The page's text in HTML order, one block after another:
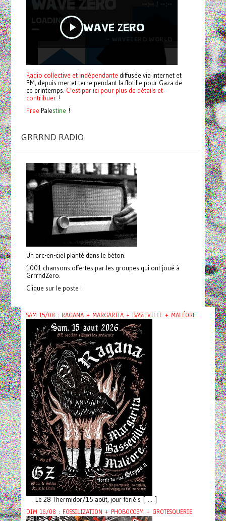
Radio collective et indépendante diffusée via internet et
FM, depuis mer et terre pendant la flotille pour Gaza de
ce printemps. C'est par ici pour plus de détails et
contribuer !
Free Palestine !
GRRRND RADIO
Un arc-en-ciel planté dans le béton.
1001 chansons offertes par les groupes qui ont joué à
GrrrndZero.
Clique sur le poste !
SAM 15/08 : RAGANA + MARGARITA + BASSEVILLE + MALÉORE
Le 28 Thermidor/15 août, jour férié s [ ... ]
DIM 16/08 : FOSSILIZATION + PHOBOCOSM + GROTESQUERIE